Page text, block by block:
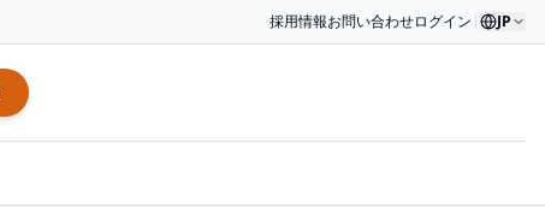
採用情報お問い合わせログイン | JP